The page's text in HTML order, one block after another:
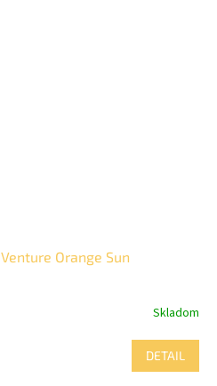
Orange Sun
Skladom
DETAIL